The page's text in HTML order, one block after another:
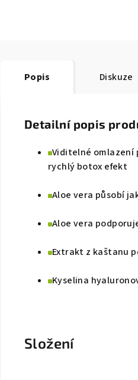
Popis Diskuze
Detailní popis
Viditelné omlazení
rychlý botox efekt
Aloe vera působí
Aloe vera
Extrakt z kaštanu
Kyselina
Složení